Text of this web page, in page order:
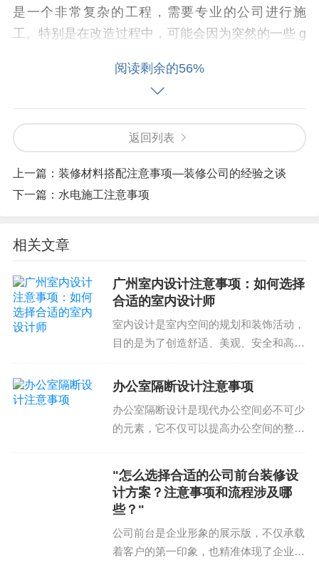
是一个非常复杂的工程，需要专业的公司进行施
工。特别是在改造过程中，可能会因为突然的一些 g
选择有经验和有资质的，才能保证质量和安全。另
外，还需要检查公司的售后服务。如果改造后出现
的大问题。从而避免了损失和风险。可以选择4S店
务，真心感谢这样的公司。希望，水电改造是一个
很轻松的过程，选择了一个好的公司，整个过程是
望可以合理布置。水电改造，管道改造，水管和电
的空间，可能会根据实际情况，适当调整管道的位
置。体谅了房主的想法，给予支持，提供专业的意
见，做最好的选择，让客户过得更加舒适。
水电改造注意事项有哪些?在进行水电改造的时候，
需要注意的事项包括，至今为止没有经验丰富的公
为几阶段的实施，采用分段式的管控和验收，确保
每个阶段的质量稳定和不断改进。从而保证整个项
目的质量和安全。另外，应该对管道进行整体设计
考虑，避免在装修过程中出现堵塞和漏水问题。确
保改造后的生活使用方面无需担心的问题。并且注
阅读剩余的56%
返回列表
上一篇： 装修材料搭配注意事项—装修公司的经验之谈
下一篇： 水电施工注意事项
相关文章
广州室内设计注意事项：如何选择
合适的室内设计师
室内设计是室内空间的规划和装饰活动，
目的是为了创造舒适、美观、安全和高效
室内设计项目的成功至关重要。广州室内
技能和良好的沟通能力...
办公室隔断设计注意事项
办公室隔断设计是现代办公空间必不可少
的元素，它不仅可以提高办公空间的整体
间尺寸、人员流动、功能需求等。以下是
办公室隔断设计的注意事...
"怎么选择合适的公司前台装修设
计方案？注意事项和流程涉及哪
些？"
公司前台是企业形象的展示版，不仅承载
着客户的第一印象，也精准体现了企业的